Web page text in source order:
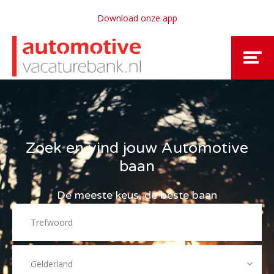
Download onze app
Zoek en vind jouw Automotive
baan
De meeste keus, de beste baan